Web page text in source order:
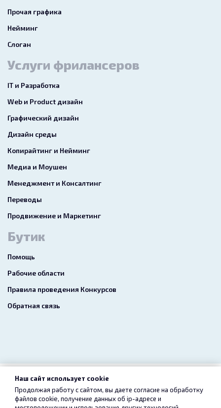
Прочая графика
Нейминг
Слоган
Услуги фрилансеров
IT и Разработка
Web и Product дизайн
Графический дизайн
Дизайн среды
Копирайтинг и Нейминг
Медиа и Моушен
Менеджмент и Консалтинг
Переводы
Продвижение и Маркетинг
Бутик
Помощь
Рабочие области
Правила проведения Конкурсов
Обратная связь
2026 freelance.boutique
Пользовательское соглашение Конфиденциальность
Наш сайт использует cookie
Продолжая работу с сайтом, вы даете согласие на обработку
файлов cookie, получение данных об ip-адресе и